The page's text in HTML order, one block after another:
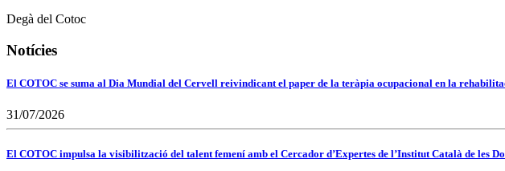
Degà del Cotoc
Notícies
El COTOC se suma al Dia Mundial del Cervell reivindicant el paper de la teràpia ocupacional en la
31/07/2026
El COTOC impulsa la visibilització del talent femení amb el Cercador d’Expertes de l’Institut Català de les